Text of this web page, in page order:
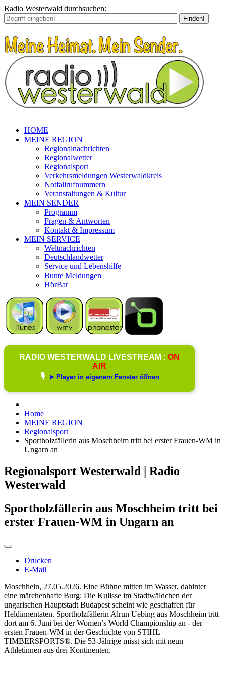
Radio Westerwald durchsuchen:
Finden!
HOME
MEINE REGION
Regionalnachrichten
Regionalwetter
Regionalsport
Verkehrsmeldungen Westerwaldkreis
Notfallrufnummern
Veranstaltungen & Kultur
MEIN SENDER
Programm
Fragen & Antworten
Kontakt & Impressum
MEIN SERVICE
Weltnachrichten
Deutschlandwetter
Service und Lebenshilfe
Bunte Meldungen
HörBar
RADIO WESTERWALD LIVESTREAM : ON
AIR
🎙️ ➤ Player in eigenem Fenster öffnen
Home
MEINE REGION
Regionalsport
Sportholzfällerin aus Moschheim tritt bei erster Frauen-WM in
Ungarn an
Regionalsport Westerwald | Radio
Westerwald
Sportholzfällerin aus Moschheim tritt bei
erster Frauen-WM in Ungarn an
Drucken
E-Mail
Moschhein, 27.05.2026. Eine Bühne mitten im Wasser, dahinter
eine märchenhafte Burg: Die Kulisse im Stadtwäldchen der
ungarischen Hauptstadt Budapest scheint wie geschaffen für
Heldinnentaten. Sportholzfällerin Alrun Uebing aus Moschheim tritt
dort am 6. Juni bei der Women’s World Championship an - der
ersten Frauen-WM in der Geschichte von STIHL
TIMBERSPORTS®. Die 53-Jährige misst sich mit neun
Athletinnen aus drei Kontinenten.